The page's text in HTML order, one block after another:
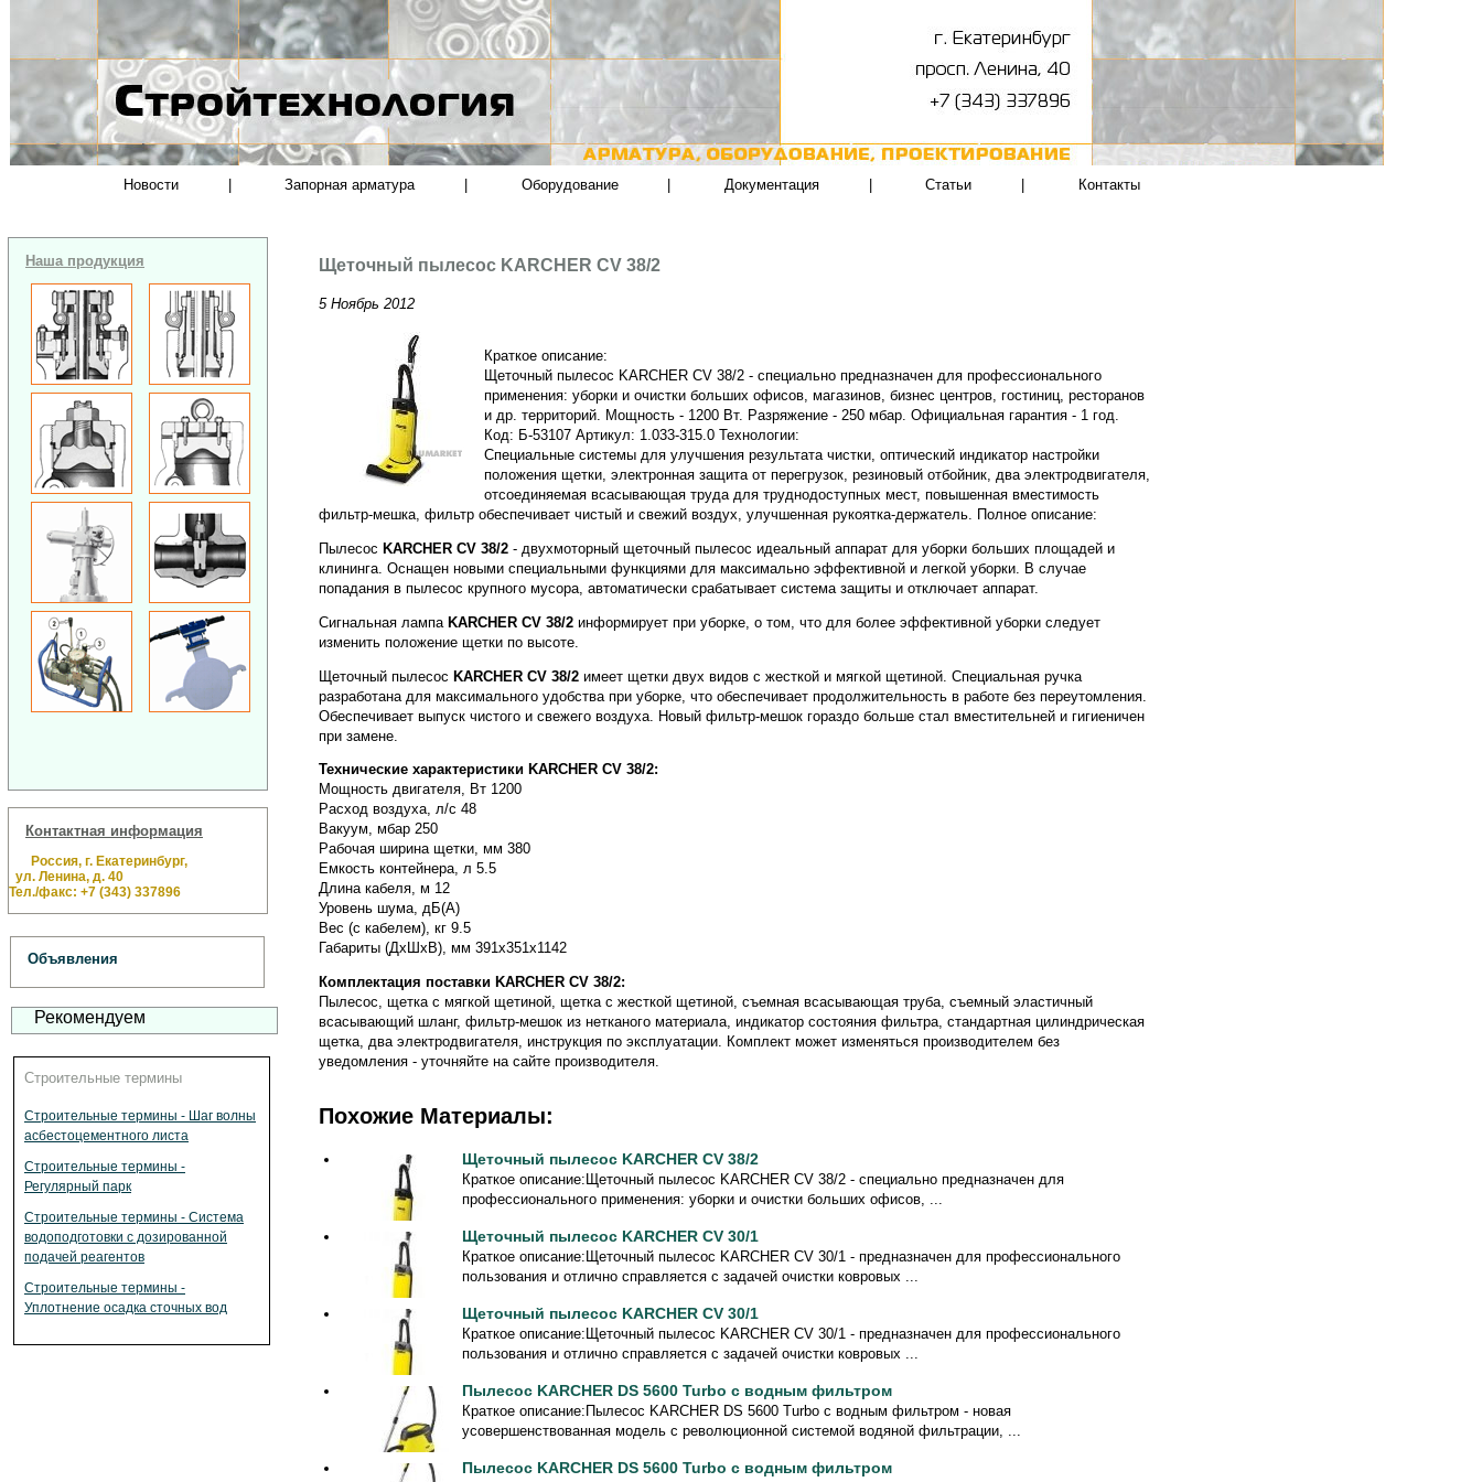
Новости Запорная арматура Оборудование Документация Статьи Контакты
Наша продукция
Контактная информация
Россия, г. Екатеринбург,
ул. Ленина, д. 40
Тел./факс: +7 (343) 337896
Объявления
Рекомендуем
Строительные термины
Строительные термины - Шаг волны
асбестоцементного листа
Строительные термины -
Регулярный парк
Строительные термины - Система
водоподготовки с дозированной
подачей реагентов
Строительные термины -
Уплотнение осадка сточных вод
Щеточный пылесос KARCHER CV 38/2
5 Ноябрь 2012
Краткое описание:
Щеточный пылесос KARCHER CV 38/2 - специально предназначен для профессионального
применения: уборки и очистки больших офисов, магазинов, бизнес центров, гостиниц, ресторанов
и др. территорий. Мощность - 1200 Вт. Разряжение - 250 мбар. Официальная гарантия - 1 год.
Код: Б-53107 Артикул: 1.033-315.0 Технологии:
Специальные системы для улучшения результата чистки, оптический индикатор настройки
положения щетки, электронная защита от перегрузок, резиновый отбойник, два электродвигателя,
отсоединяемая всасывающая труда для труднодоступных мест, повышенная вместимость
фильтр-мешка, фильтр обеспечивает чистый и свежий воздух, улучшенная рукоятка-держатель. Полное описание:
Пылесос KARCHER CV 38/2 - двухмоторный щеточный пылесос идеальный аппарат для уборки больших площадей и
клининга. Оснащен новыми специальными функциями для максимально эффективной и легкой уборки. В случае
попадания в пылесос крупного мусора, автоматически срабатывает система защиты и отключает аппарат.
Сигнальная лампа KARCHER CV 38/2информирует при уборке, о том, что для более эффективной уборки следует
изменить положение щетки по высоте.
Щеточный пылесосKARCHER CV 38/2 имеет щетки двух видов с жесткой и мягкой щетиной. Специальная ручка
разработана для максимального удобства при уборке, что обеспечивает продолжительность в работе без переутомления.
Обеспечивает выпуск чистого и свежего воздуха. Новый фильтр-мешок гораздо больше стал вместительней и гигиеничен
при замене.
Технические характеристики KARCHER CV 38/2:
Мощность двигателя, Вт 1200
Расход воздуха, л/с 48
Вакуум, мбар 250
Рабочая ширина щетки, мм 380
Емкость контейнера, л 5.5
Длина кабеля, м 12
Уровень шума, дБ(А)
Вес (с кабелем), кг 9.5
Габариты (ДxШxВ), мм 391x351x1142
Комплектация поставки KARCHER CV 38/2:
Пылесос, щетка с мягкой щетиной, щетка с жесткой щетиной, съемная всасывающая труба, съемный эластичный
всасывающий шланг, фильтр-мешок из нетканого материала, индикатор состояния фильтра, стандартная цилиндрическая
щетка, два электродвигателя, инструкция по эксплуатации. Комплект может изменяться производителем без
уведомления - уточняйте на сайте производителя.
Похожие Материалы:
Щеточный пылесос KARCHER CV 38/2
Краткое описание:Щеточный пылесос KARCHER CV 38/2 - специально предназначен для
профессионального применения: уборки и очистки больших офисов, ...
Щеточный пылесос KARCHER CV 30/1
Краткое описание:Щеточный пылесос KARCHER CV 30/1 - предназначен для профессионального
пользования и отлично справляется с задачей очистки ковровых ...
Щеточный пылесос KARCHER CV 30/1
Краткое описание:Щеточный пылесос KARCHER CV 30/1 - предназначен для профессионального
пользования и отлично справляется с задачей очистки ковровых ...
Пылесос KARCHER DS 5600 Turbo с водным фильтром
Краткое описание:Пылесос KARCHER DS 5600 Turbo с водным фильтром - новая
усовершенствованная модель с революционной системой водяной фильтрации, ...
Пылесос KARCHER DS 5600 Turbo с водным фильтром